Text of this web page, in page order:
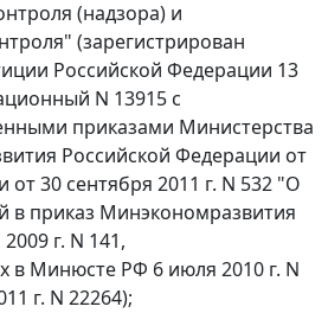
(надзора) и
(зарегистрирован
Российской Федерации 13
N 13915 с
приказами Министерства
Российской Федерации от
от 30 сентября 2011 г. N 532 "О
в приказ Минэкономразвития
г. N 141,
в Минюсте РФ 6 июля 2010 г. N
г. N 22264);